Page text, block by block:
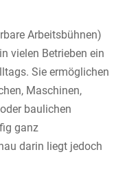
Arbeitsbühnen)
vielen Betrieben ein
Sie ermöglichen
Maschinen,
baulichen
ganz
darin liegt jedoch